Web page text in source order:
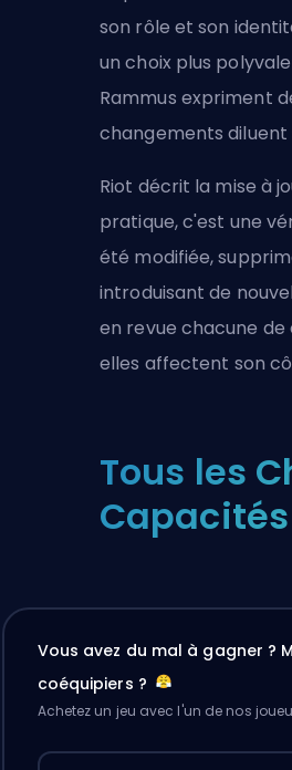
son rôle et son
un choix plus
Rammus expriment
changements
Riot décrit la mise à
pratique, c'est une
été modifiée,
introduisant de
en revue chacune
elles affectent son
Tous les
Capacités
Vous avez du mal à gagner ?
coéquipiers ?
Achetez un jeu avec l'un de nos